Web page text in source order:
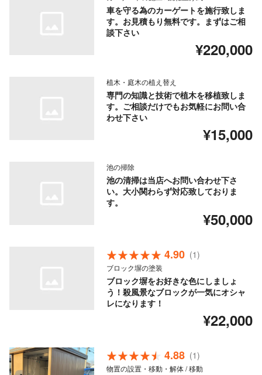
車を守る為のカーゲートを施行致しま
す。お見積もり無料です。まずはご相
談下さい
¥220,000
植木・庭木の植え替え
専門の知識と技術で植木を移植致しま
す。ご相談だけでもお気軽にお問い合
わせ下さい
¥15,000
池の掃除
池の清掃は当店へお問い合わせ下さ
い。大小関わらず対応致しておりま
す。
¥50,000
4.90 (1)
ブロック塀の塗装
ブロック塀をお好きな色にしましょ
う！殺風景なブロックが一気にオシャ
レになります！
¥22,000
4.88 (1)
物置の設置・移動・解体 / 移動